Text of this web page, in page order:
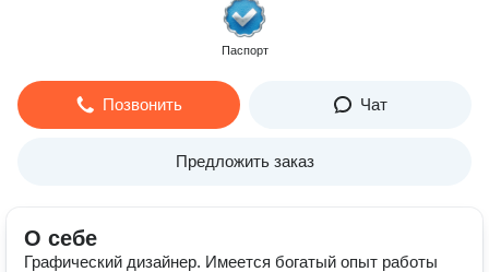
Паспорт
Позвонить Чат
Предложить заказ
О себе
Графический дизайнер. Имеется богатый опыт работы